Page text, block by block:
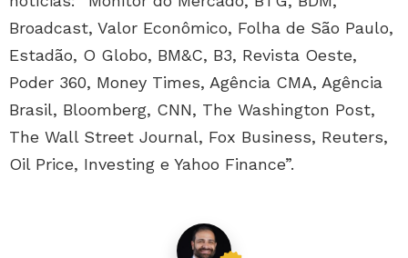
Broadcast, Valor Econômico, Folha de São Paulo,
Estadão, O Globo, BM&C, B3, Revista Oeste,
Poder 360, Money Times, Agência CMA, Agência
Brasil, Bloomberg, CNN, The Washington Post,
The Wall Street Journal, Fox Business, Reuters,
Oil Price, Investing e Yahoo Finance”.